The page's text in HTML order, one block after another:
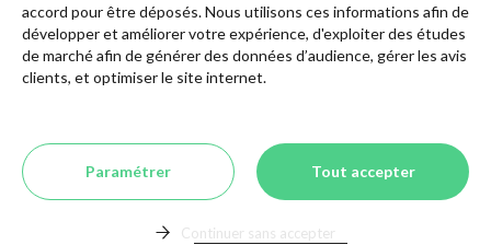
PLUS DE PINS
accord pour être déposés. Nous utilisons ces informations afin de
développer et améliorer votre expérience, d'exploiter des études
de marché afin de générer des données d’audience, gérer les avis
clients, et optimiser le site internet.
Continuer sans accepter
Paramétrer Tout accepter